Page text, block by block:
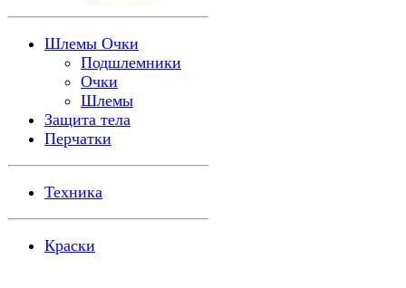
Шлемы Очки
Подшлемники
Очки
Шлемы
Защита тела
Перчатки
Техника
Краски